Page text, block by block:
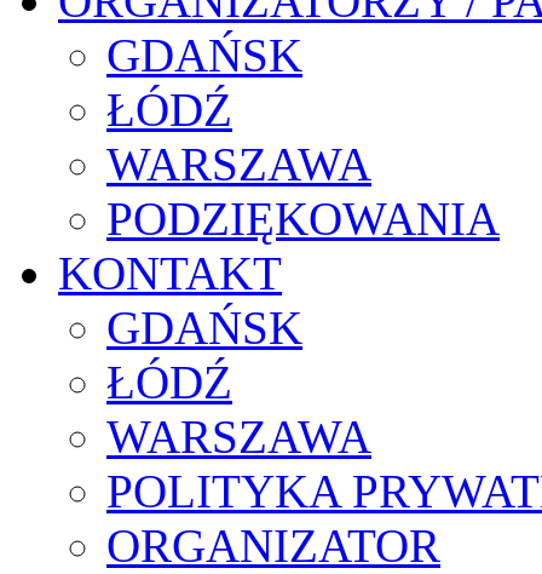
GDAŃSK
ŁÓDŹ
WARSZAWA
PODZIĘKOWANIA
KONTAKT
GDAŃSK
ŁÓDŹ
WARSZAWA
POLITYKA
ORGANIZATOR